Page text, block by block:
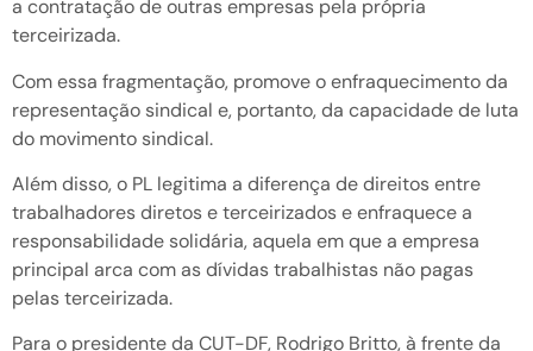
a contratação de outras empresas pela própria
terceirizada.
Com essa fragmentação, promove o enfraquecimento da
representação sindical e, portanto, da capacidade de luta
do movimento sindical.
Além disso, o PL legitima a diferença de direitos entre
trabalhadores diretos e terceirizados e enfraquece a
responsabilidade solidária, aquela em que a empresa
principal arca com as dívidas trabalhistas não pagas
pelas terceirizada.
Para o presidente da CUT-DF, Rodrigo Britto, à frente da